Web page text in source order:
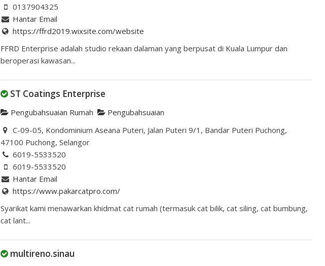
0137904325
Hantar Email
https://ffrd2019.wixsite.com/website
FFRD Enterprise adalah studio rekaan dalaman yang berpusat di Kuala Lumpur dan
beroperasi kawasan...
ST Coatings Enterprise
Pengubahsuaian Rumah
Pengubahsuaian
C-09-05, Kondominium Aseana Puteri, Jalan Puteri 9/1, Bandar Puteri Puchong,
47100 Puchong, Selangor
6019-5533520
6019-5533520
Hantar Email
https://www.pakarcatpro.com/
Syarikat kami menawarkan khidmat cat rumah (termasuk cat bilik, cat siling, cat bumbung,
cat lant...
multireno.sinau